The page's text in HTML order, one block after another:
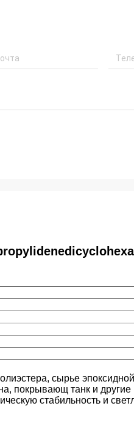
сырье
покрывающ танк и
стабильность и